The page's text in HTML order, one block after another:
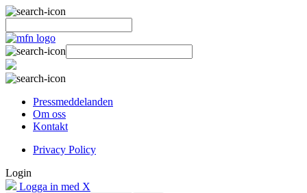
Pressmeddelanden
Om oss
Kontakt
Privacy Policy
Login
Logga in med X